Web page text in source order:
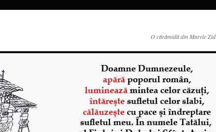
O cărămidă din Marele Zid